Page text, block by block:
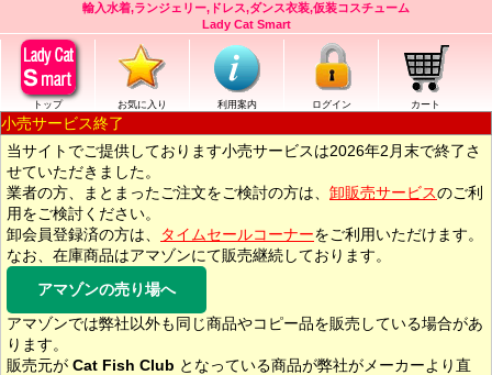
輸入水着,ランジェリー,ドレス,ダンス衣装,仮装コスチューム
Lady Cat Smart
トップ お気に入り 利用案内 ログイン カート
小売サービス終了
当サイトでご提供しております小売サービスは2026年2月末で終了さ
せていただきました。
業者の方、まとまったご注文をご検討の方は、 卸販売サービスのご利
用をご検討ください。
卸会員登録済の方は、
タイムセールコーナーをご利用いただけます。
なお、在庫商品はアマゾンにて販売継続しております。
アマゾンの売り場へ
アマゾンでは弊社以外も同じ商品やコピー品を販売している場合があ
ります。
販売元が Cat Fish Club となっている商品が弊社がメーカーより直